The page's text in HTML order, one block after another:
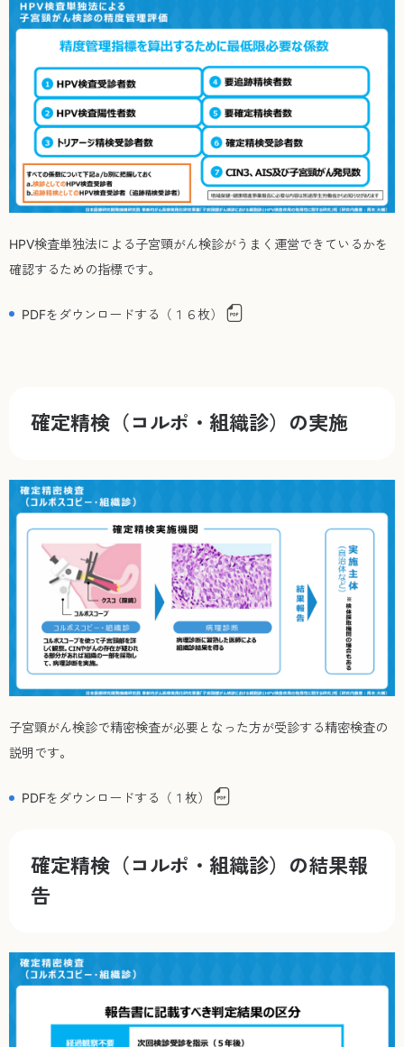
HPV検査単独法による子宮頸がん検診がうまく運営できているかを
確認するための指標です。
PDFをダウンロードする（１６枚）
確定精検（コルポ・組織診）の実施
子宮頸がん検診で精密検査が必要となった方が受診する精密検査の
説明です。
PDFをダウンロードする（１枚）
確定精検（コルポ・組織診）の結果報
告